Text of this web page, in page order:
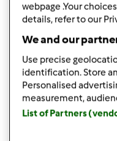
Accedio
chya72
webpage .Your
details, refer to our
We and our
Use precise
identification. Store
Personalised
measurement,
List of Partners